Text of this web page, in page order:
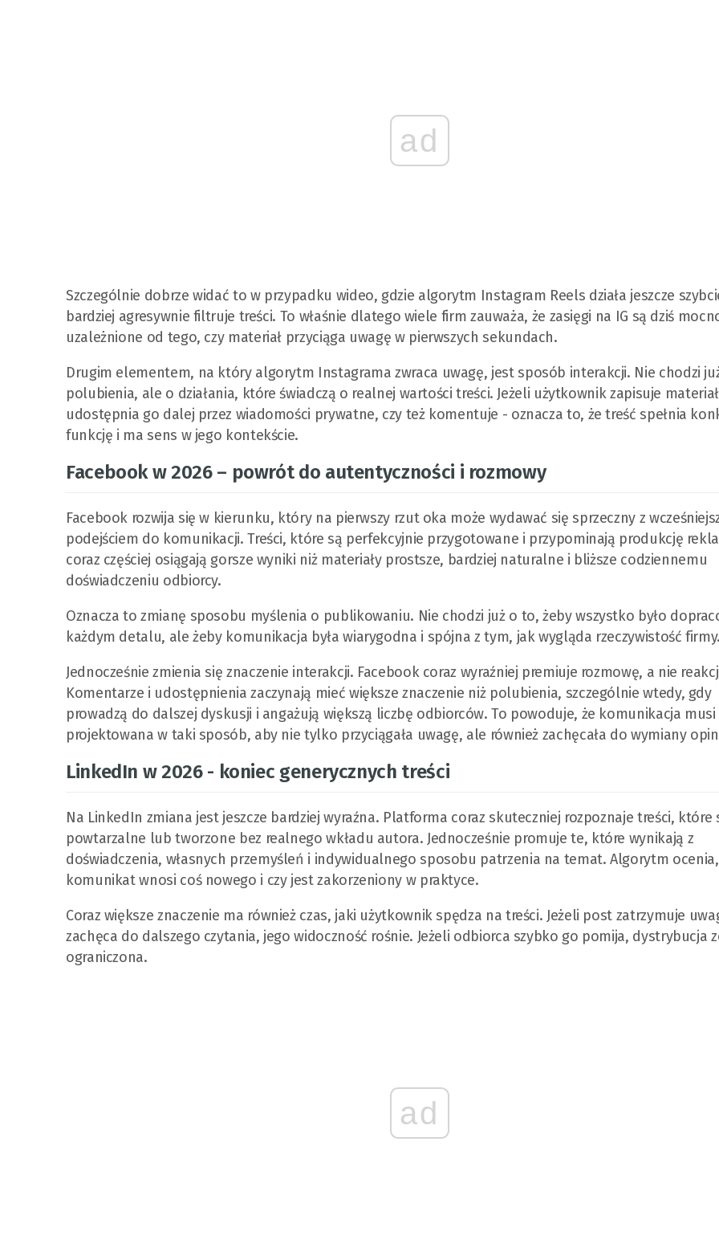
ad
Szczególnie dobrze widać to w przypadku wideo, gdzie algorytm Instagram Reels działa jeszcze
bardziej agresywnie filtruje treści. To właśnie dlatego wiele firm zauważa, że zasięgi na IG są dziś
uzależnione od tego, czy materiał przyciąga uwagę w pierwszych sekundach.
Drugim elementem, na który algorytm Instagrama zwraca uwagę, jest sposób interakcji. Nie chodzi
polubienia, ale o działania, które świadczą o realnej wartości treści. Jeżeli użytkownik zapisuje
udostępnia go dalej przez wiadomości prywatne, czy też komentuje - oznacza to, że treść spełnia
funkcję i ma sens w jego kontekście.
Facebook w 2026 – powrót do autentyczności i rozmowy
Facebook rozwija się w kierunku, który na pierwszy rzut oka może wydawać się sprzeczny z
podejściem do komunikacji. Treści, które są perfekcyjnie przygotowane i przypominają produkcję
coraz częściej osiągają gorsze wyniki niż materiały prostsze, bardziej naturalne i bliższe codziennemu
doświadczeniu odbiorcy.
Oznacza to zmianę sposobu myślenia o publikowaniu. Nie chodzi już o to, żeby wszystko było
każdym detalu, ale żeby komunikacja była wiarygodna i spójna z tym, jak wygląda rzeczywistość
Jednocześnie zmienia się znaczenie interakcji. Facebook coraz wyraźniej premiuje rozmowę, a nie
Komentarze i udostępnienia zaczynają mieć większe znaczenie niż polubienia, szczególnie wtedy, gdy
prowadzą do dalszej dyskusji i angażują większą liczbę odbiorców. To powoduje, że komunikacja musi
projektowana w taki sposób, aby nie tylko przyciągała uwagę, ale również zachęcała do wymiany
LinkedIn w 2026 - koniec generycznych treści
Na LinkedIn zmiana jest jeszcze bardziej wyraźna. Platforma coraz skuteczniej rozpoznaje treści, które
powtarzalne lub tworzone bez realnego wkładu autora. Jednocześnie promuje te, które wynikają z
doświadczenia, własnych przemyśleń i indywidualnego sposobu patrzenia na temat. Algorytm
komunikat wnosi coś nowego i czy jest zakorzeniony w praktyce.
Coraz większe znaczenie ma również czas, jaki użytkownik spędza na treści. Jeżeli post zatrzymuje
zachęca do dalszego czytania, jego widoczność rośnie. Jeżeli odbiorca szybko go pomija, dystrybucja
ograniczona.
ad